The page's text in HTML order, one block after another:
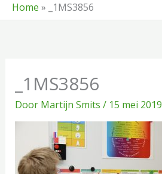
Home » _1MS3856
_1MS3856
Door Martijn Smits / 15 mei 2019